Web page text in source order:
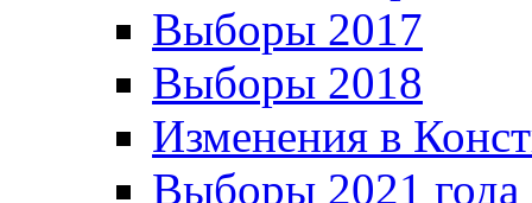
Выборы 2017
Выборы 2018
Изменения в
Выборы 2021 года